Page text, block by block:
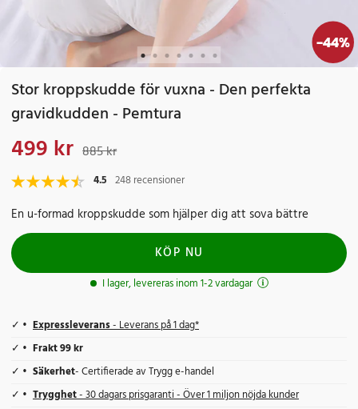
-44%
Stor kroppskudde för vuxna - Den perfekta
gravidkudden - Pemtura
Nuvarande pris
499 kr 885 kr
4.5 248 recensioner
En u-formad kroppskudde som hjälper dig att sova bättre
KÖP NU
I lager, levereras inom 1-2 vardagar
Expressleverans- Leverans på 1 dag*
Frakt 99 kr
Säkerhet- Certifierade av Trygg e-handel
Trygghet- 30 dagars prisgaranti - Över 1 miljon nöjda kunder